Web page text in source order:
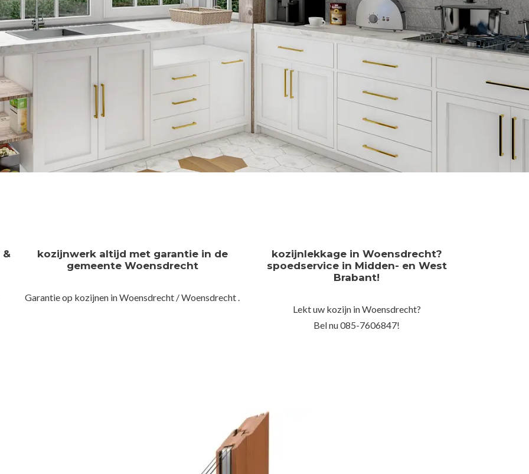
&
kozijnwerk altijd met garantie in de
gemeente Woensdrecht
Garantie op kozijnen in Woensdrecht / Woensdrecht .
kozijnlekkage in Woensdrecht?
spoedservice in Midden- en West
Brabant!
Lekt uw kozijn in Woensdrecht?
Bel nu 085-7606847!